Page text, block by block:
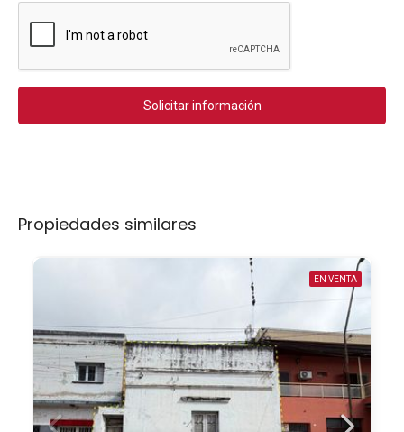
Solicitar información
Propiedades similares
EN VENTA